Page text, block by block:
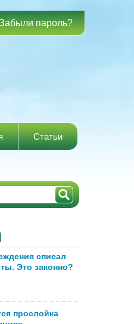
пароль?
Статьи
списал
Это законно?
прослойка